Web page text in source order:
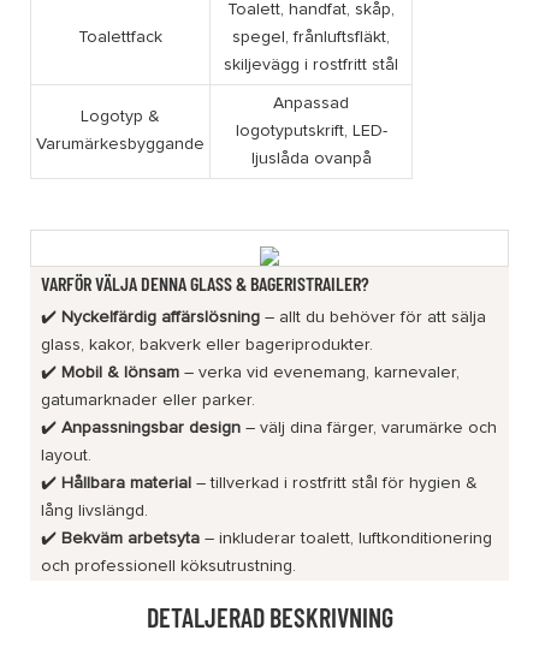
Toalettfack
Toalett, handfat, skåp,
spegel, frånluftsfläkt,
skiljevägg i rostfritt stål
Logotyp &
Varumärkesbyggande
Anpassad
logotyputskrift, LED-
ljuslåda ovanpå
VARFÖR VÄLJA DENNA GLASS & BAGERISTRAILER?
✔️ Nyckelfärdig affärslösning – allt du behöver för att sälja
glass, kakor, bakverk eller bageriprodukter.
✔️ Mobil & lönsam – verka vid evenemang, karnevaler,
gatumarknader eller parker.
✔️ Anpassningsbar design – välj dina färger, varumärke och
layout.
✔️ Hållbara material – tillverkad i rostfritt stål för hygien &
lång livslängd.
✔️ Bekväm arbetsyta – inkluderar toalett, luftkonditionering
och professionell köksutrustning.
DETALJERAD BESKRIVNING